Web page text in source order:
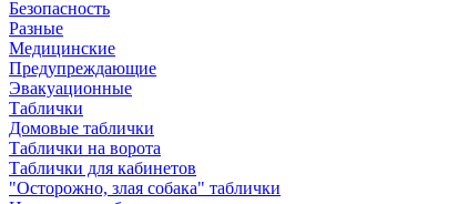
Безопасность
Разные
Медицинские
Предупреждающие
Эвакуационные
Таблички
Домовые таблички
Таблички на ворота
Таблички для кабинетов
"Осторожно, злая собака" таблички